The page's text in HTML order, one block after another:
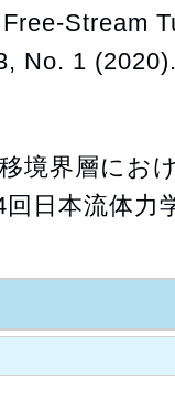
Stream
No. 1
境界層にお
日本流体力